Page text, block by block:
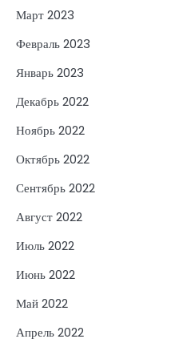
Март 2023
Февраль 2023
Январь 2023
Декабрь 2022
Ноябрь 2022
Октябрь 2022
Сентябрь 2022
Август 2022
Июль 2022
Июнь 2022
Май 2022
Апрель 2022